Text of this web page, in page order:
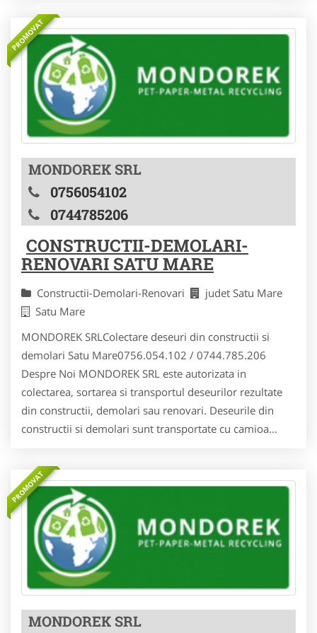
PROMOVAT
MONDOREK SRL
0756054102
0744785206
CONSTRUCTII-DEMOLARI-
RENOVARI SATU MARE
Constructii-Demolari-Renovari
judet Satu Mare
Satu Mare
MONDOREK SRLColectare deseuri din constructii si
demolari Satu Mare0756.054.102 / 0744.785.206
Despre Noi MONDOREK SRL este autorizata in
colectarea, sortarea si transportul deseurilor rezultate
din constructii, demolari sau renovari. Deseurile din
constructii si demolari sunt transportate cu camioa...
PROMOVAT
MONDOREK SRL